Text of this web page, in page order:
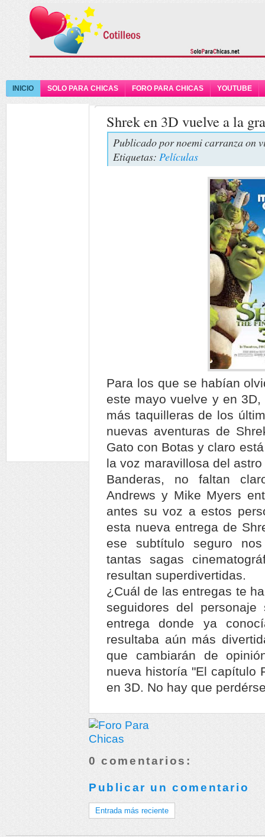
INICIO SOLO PARA CHICAS FORO PARA CHICAS YOUTUBE
Shrek en 3D vuelve a la
Publicado pornoemi carranzaon
Etiquetas: Películas
Para los que se habían
este mayo vuelve y en
más taquilleras de los
nuevas aventuras de
Gato con Botas y claro
la voz maravillosa del
Banderas, no faltan
Andrews y Mike Myers
antes su voz a estos
esta nueva entrega de
ese subtítulo seguro
tantas sagas
resultan superdivertidas.
¿Cuál de las entregas te
seguidores del
entrega donde ya
resultaba aún más
que cambiarán de
nueva historía "El capítulo
en 3D. No hay que
0 comentarios:
Publicar un comentario
Entrada más reciente